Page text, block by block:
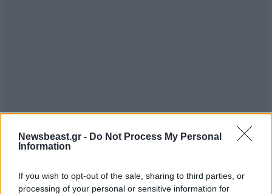
Newsbeast.gr - Do Not Process My Personal
Information
If you wish to opt-out of the sale, sharing to third parties, or
processing of your personal or sensitive information for